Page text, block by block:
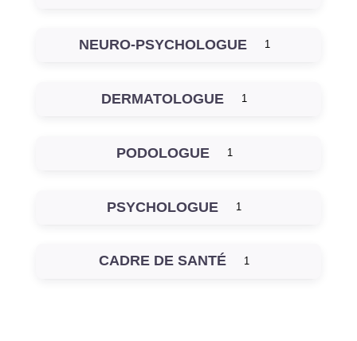
NEURO-PSYCHOLOGUE 1
DERMATOLOGUE 1
PODOLOGUE 1
PSYCHOLOGUE 1
CADRE DE SANTÉ 1